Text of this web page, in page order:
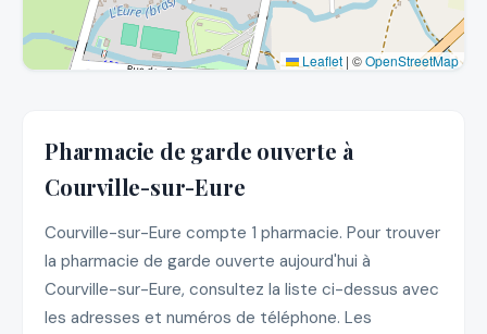
Leaflet | ©OpenStreetMap
Pharmacie de garde ouverte à
Courville-sur-Eure
Courville-sur-Eure compte 1 pharmacie. Pour trouver
la pharmacie de garde ouverte aujourd'hui à
Courville-sur-Eure, consultez la liste ci-dessus avec
les adresses et numéros de téléphone. Les